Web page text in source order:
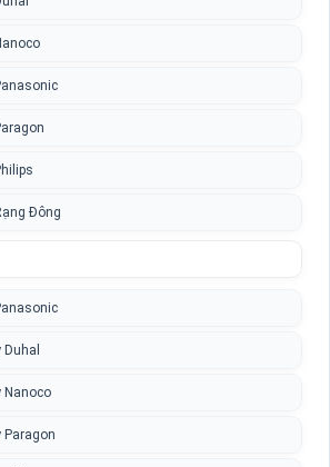
Đông
Nanoco